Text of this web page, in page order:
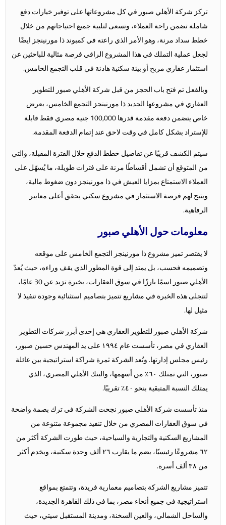
تركز شركة الأهلي صبور في كل مشروعاتها على توفير خيارات دفع
شاملة تضمن راحة العملاء، وتسعى لتلبية جميع احتياجاتهم من خلال
خطط سداد مرنة، وهو الأمر الذي راعته في كمبوند ذا مورنينجز ايضًا
لجعل عملية التملك في هذا المشروع الراقي فرصة مثالية للباحثين عن
استثمار عقاري مربح أو بيئة سكنية هادئة في قلب التجمع الخامس.
وبالفعل تم فتح باب الحجز من قبل شركة الأهلي صبور للتطوير
العقاري في مشروعها الجديد ذا مورنينجز التجمع الخامس، بعرض
خاص يتضمن دفعة مقدمة قدرها 100,000 جنيه مصري فقط قابلة
للإستراد بشكل كامل في وقت لاحق عند إتمام الدفعة المقدمة.
سيتم الكشف قريبًا عن تفاصيل خطط الدفع خلال الفترة المقبلة، والتي
من المتوقع أن تشمل أقساطًا مرنة على فترات طويلة، ما يُسهّل على
العملاء الاستمتاع بمزايا العيش في ذا مورنينجز دون ضغوط مالية،
ويتيح لهم فرصة الاستثمار في مشروع سكني يحقق أعلى معايير
الرفاهية.
معلومات حول الأهلي صبور
لا يقتصر تميز مشروع ذا مورنينجز التجمع الخامس على موقعه
وتصميمه فحسب، بل يمتد إلى قوة المطور الذي يقف وراءه، حيث يُعدّ
الأهلي صبور اسمًا بارزًا في سوق العقارات، بخبرة تزيد عن 30 عامًا،
لتتجلى هذه الخبرة في مشاريع تتميز بتصاميم استثنائية وجودة تنفيذ لا
مثيل لها.
شركة الأهلي صبور للتطوير العقاري هي إحدى أبرز شركات التطوير
العقاري في مصر، تأسست عام ١٩٩٤ على يد المهندس حسين صبور،
رئيس مجلس إدارتها. وتُعد الشركة ثمرة شراكة استراتيجية بين عائلة
صبور، التي تمتلك ٦٠٪ من أسهمها، والبنك الأهلي المصري، الذي
يمتلك النسبة المتبقية بنحو ٤٠٪ تقريبًا.
منذ تأسست شركة الأهلي صبور نجحت الشركة في ترك بصمة واضحة
في سوق العقارات المصري من خلال تنفيذ مجموعة متنوعة من
المشاريع السكنية والتجارية والسياحية، حيث طورت الشركة أكثر من
٦٢ مشروعًا رئيسيًا، يضم ما يقارب ٢٦ ألف وحدة سكنية، ويخدم أكثر
من ٣٨ ألف أسرة.
تتميز مشاريع الشركة بتصاميم معمارية فريدة، وتتمتع بمواقع
استراتيجية في جميع أنحاء مصر، بما في ذلك القاهرة الجديدة،
والساحل الشمالي، والعين السخنة، ومدينة المستقبل سيتي، حيث